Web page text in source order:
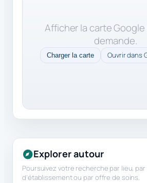
Afficher la carte Google
demande.
Charger la carte Ouvrir dans
Explorer autour
Poursuivez votre recherche par lieu,
d’établissement ou par offre de soins.